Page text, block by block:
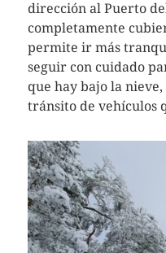
dirección al Puerto
completamente
permite ir más
seguir con cuidado
que hay bajo la
tránsito de vehículos